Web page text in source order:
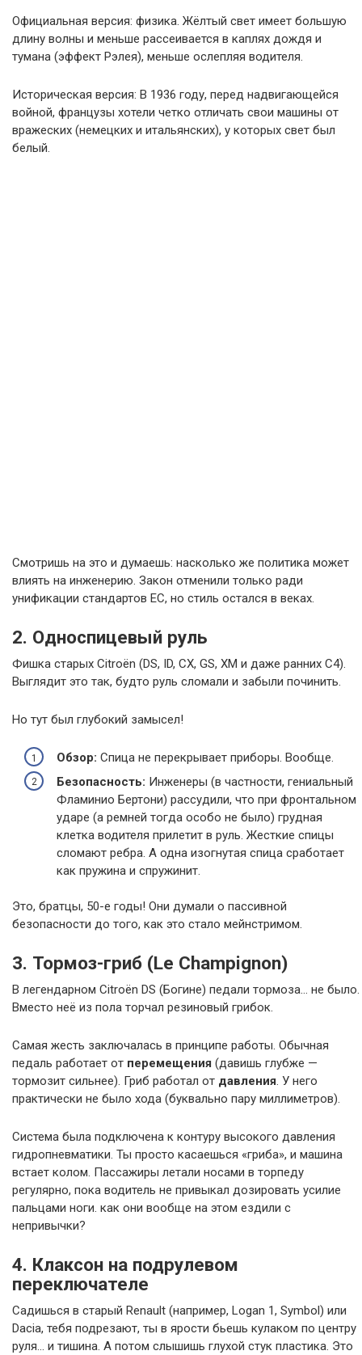
Официальная версия: физика. Жёлтый свет имеет большую
длину волны и меньше рассеивается в каплях дождя и
тумана (эффект Рэлея), меньше ослепляя водителя.
Историческая версия: В 1936 году, перед надвигающейся
войной, французы хотели четко отличать свои машины от
вражеских (немецких и итальянских), у которых свет был
белый.
Смотришь на это и думаешь: насколько же политика может
влиять на инженерию. Закон отменили только ради
унификации стандартов ЕС, но стиль остался в веках.
2. Односпицевый руль
Фишка старых Citroën (DS, ID, CX, GS, XM и даже ранних C4).
Выглядит это так, будто руль сломали и забыли починить.
Но тут был глубокий замысел!
Обзор: Спица не перекрывает приборы. Вообще.
Безопасность: Инженеры (в частности, гениальный
Фламинио Бертони) рассудили, что при фронтальном
ударе (а ремней тогда особо не было) грудная
клетка водителя прилетит в руль. Жесткие спицы
сломают ребра. А одна изогнутая спица сработает
как пружина и спружинит.
Это, братцы, 50-е годы! Они думали о пассивной
безопасности до того, как это стало мейнстримом.
3. Тормоз-гриб (Le Champignon)
В легендарном Citroën DS (Богине) педали тормоза… не было.
Вместо неё из пола торчал резиновый грибок.
Самая жесть заключалась в принципе работы. Обычная
педаль работает от перемещения (давишь глубже —
тормозит сильнее). Гриб работал от давления. У него
практически не было хода (буквально пару миллиметров).
Система была подключена к контуру высокого давления
гидропневматики. Ты просто касаешься «гриба», и машина
встает колом. Пассажиры летали носами в торпеду
регулярно, пока водитель не привыкал дозировать усилие
пальцами ноги. как они вообще на этом ездили с
непривычки?
4. Клаксон на подрулевом
переключателе
Садишься в старый Renault (например, Logan 1, Symbol) или
Dacia, тебя подрезают, ты в ярости бьешь кулаком по центру
руля… и тишина. А потом слышишь глухой стук пластика. Это